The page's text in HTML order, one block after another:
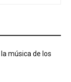
música de los